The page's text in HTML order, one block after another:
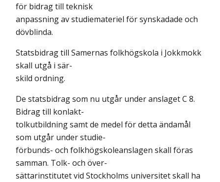
för bidrag till teknisk
anpassning av studiemateriel för synskadade och
dövblinda.
Statsbidrag till Samernas folkhögskola i Jokkmokk
skall utgå i sär-
skild ordning.
De statsbidrag som nu utgår under anslaget C 8.
Bidrag till konlakt-
tolkutbildning samt de medel för detta ändamål
som utgår under studie-
förbunds- och folkhögskoleanslagen skall föras
samman. Tolk- och över-
sättarinstitutet vid Stockholms universitet skall ha